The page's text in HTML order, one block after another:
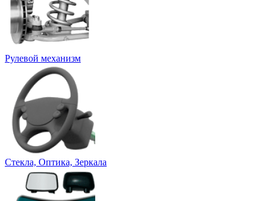
Рулевой механизм
Стекла, Оптика, Зеркала